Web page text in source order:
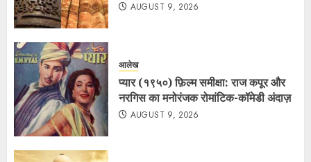
AUGUST 9, 2026
आलेख
प्यार (१९५०) फ़िल्म समीक्षा: राज कपूर और
नरगिस का मनोरंजक रोमांटिक-कॉमेडी अंदाज़
AUGUST 9, 2026